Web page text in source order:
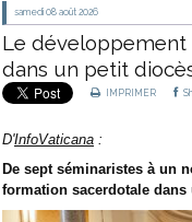
samedi 08 août 2026
Le
dans un petit
IMPRIMER
D'InfoVaticana :
De sept séminaristes à un
formation sacerdotale